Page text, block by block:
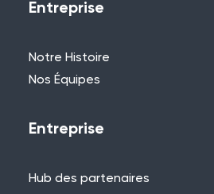
Entreprise
Notre Histoire
Nos Équipes
Entreprise
Hub des partenaires